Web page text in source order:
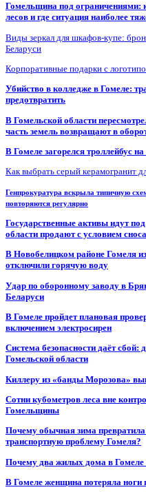
Гомельщина под ограничениями:
лесов и где ситуация наиболее
Виды зеркал для шкафов-купе:
Беларуси
Корпоративные подарки с
Убийство в колледже в Гомеле:
предотвратить
В Гомельской области
часть земель возвращают в
В Гомеле загорелся троллейбус
Как выбрать серый керамогранит
Генпрокуратура вскрыла типичную
повторяются регулярно
Государственные активы идут
области продают с условием сноса
В Новобелицком районе Гомеля
отключили горячую воду
Удар по оборонному заводу в
Беларуси
В Гомеле пройдет плановая
включением электросирен
Система безопасности даёт сбой:
Гомельской области
Киллеру из «банды Морозова»
Сотни кубометров леса вне
Гомельщины
Почему обычная зима
транспортную проблему Гомеля?
Почему два жилых дома в Гомеле
В Гомеле женщина потеряла ноги